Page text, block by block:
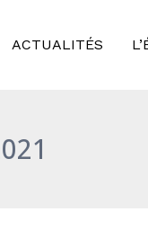
ACTUALITÉS